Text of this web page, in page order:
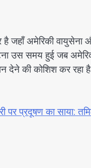
जहाँ अमेरिकी वायुसेना
उस समय हुई जब
देने की कोशिश कर
पर प्रदूषण का साया: